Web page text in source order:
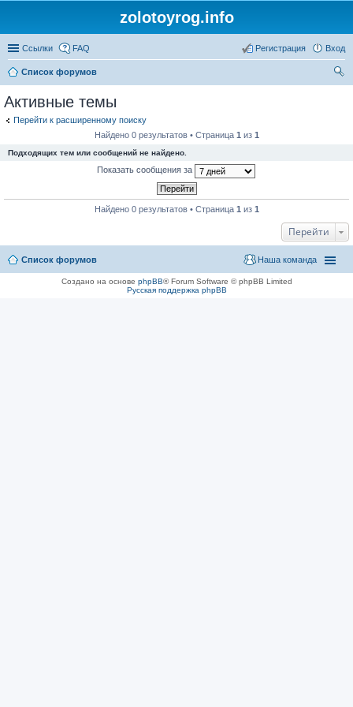
zolotoyrog.info
Ссылки FAQ Вход
Регистрация
Список форумов
Активные темы
Перейти к расширенному поиску
Найдено 0 результатов • Страница 1 из 1
Подходящих тем или сообщений не найдено.
Показать сообщения за
Найдено 0 результатов • Страница 1 из 1
Перейти
Список форумов Наша команда
Создано на основе phpBB® Forum Software © phpBB Limited
Русская поддержка phpBB